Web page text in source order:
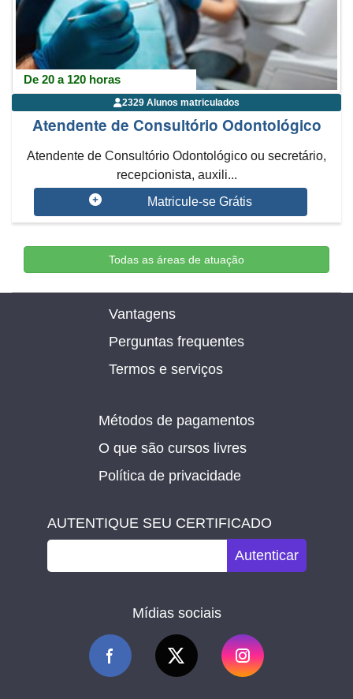
De 20 a 120 horas
2329 Alunos matriculados
Atendente de Consultório Odontológico
Atendente de Consultório Odontológico ou secretário,
recepcionista, auxili...
Matricule-se Grátis
Todas as áreas de atuação
Vantagens
Perguntas frequentes
Termos e serviços
Métodos de pagamentos
O que são cursos livres
Política de privacidade
AUTENTIQUE SEU CERTIFICADO
Autenticar
Mídias sociais